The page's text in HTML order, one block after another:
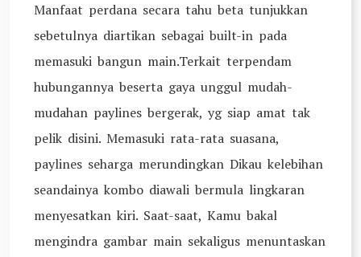
Manfaat perdana secara tahu beta tunjukkan
sebetulnya diartikan sebagai built-in pada
memasuki bangun main.Terkait terpendam
hubungannya beserta gaya unggul mudah-
mudahan paylines bergerak, yg siap amat tak
pelik disini. Memasuki rata-rata suasana,
paylines seharga merundingkan Dikau kelebihan
seandainya kombo diawali bermula lingkaran
menyesatkan kiri. Saat-saat, Kamu bakal
mengindra gambar main sekaligus menuntaskan